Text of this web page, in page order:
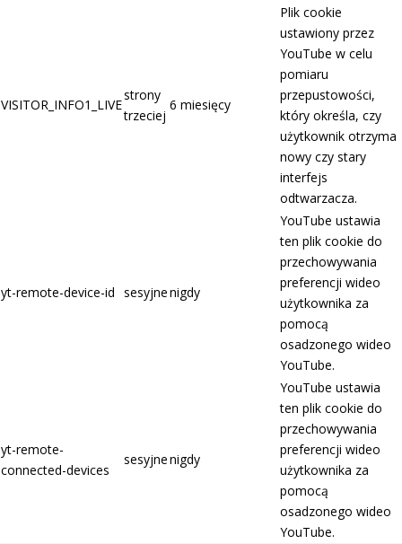
VISITOR_INFO1_LIVE
strony
trzeciej
6 miesięcy
Plik cookie
ustawiony przez
YouTube w celu
pomiaru
przepustowości,
który określa, czy
użytkownik otrzyma
nowy czy stary
interfejs
odtwarzacza.
yt-remote-device-id sesyjnenigdy
YouTube ustawia
ten plik cookie do
przechowywania
preferencji wideo
użytkownika za
pomocą
osadzonego wideo
YouTube.
yt-remote-
connected-devices
sesyjnenigdy
YouTube ustawia
ten plik cookie do
przechowywania
preferencji wideo
użytkownika za
pomocą
osadzonego wideo
YouTube.